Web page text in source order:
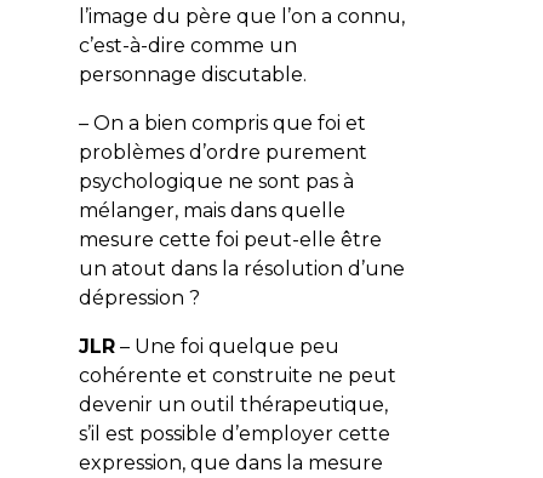
l’image du père que l’on a connu,
c’est-à-dire comme un
personnage discutable.
– On a bien compris que foi et
problèmes d’ordre purement
psychologique ne sont pas à
mélanger, mais dans quelle
mesure cette foi peut-elle être
un atout dans la résolution d’une
dépression ?
JLR– Une foi quelque peu
cohérente et construite ne peut
devenir un outil thérapeutique,
s’il est possible d’employer cette
expression, que dans la mesure